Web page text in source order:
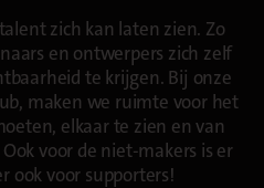
zich kan laten zien. Zo
en ontwerpers zich zelf
te krijgen. Bij onze
maken we ruimte voor het
elkaar te zien en van
voor de niet-makers is er
ook voor supporters!